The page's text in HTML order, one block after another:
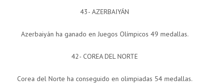
43- AZERBAIYÁN
Azerbaiyán ha ganado en Juegos Olímpicos 49 medallas.
42- COREA DEL NORTE
Corea del Norte ha conseguido en olimpiadas 54 medallas.